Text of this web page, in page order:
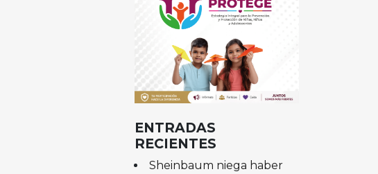
ENTRADAS
RECIENTES
Sheinbaum niega haber